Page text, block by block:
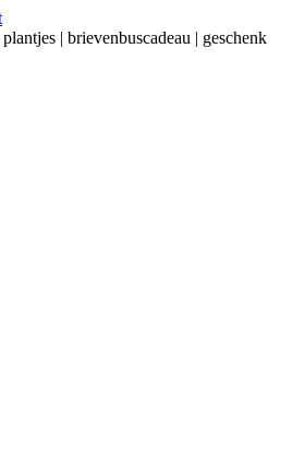
| brievenbuscadeau | geschenk